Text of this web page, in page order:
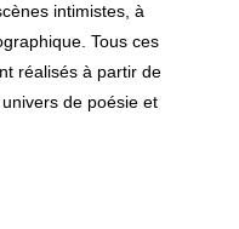
intimistes, à
Tous ces
réalisés à partir de
de poésie et